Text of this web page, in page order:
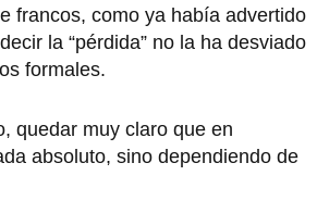
francos, como ya había advertido
la “pérdida” no la ha desviado
formales.
quedar muy claro que en
absoluto, sino dependiendo de